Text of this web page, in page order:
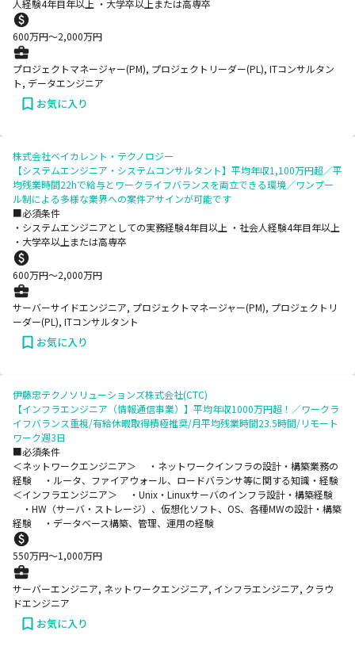
人経験4年目年以上 ・大学卒以上または高専卒
600万円〜2,000万円
プロジェクトマネージャー(PM), プロジェクトリーダー(PL), ITコンサルタン
ト, データエンジニア
お気に入り
株式会社ベイカレント・テクノロジー
【システムエンジニア・システムコンサルタント】平均年収1,100万円超／平
均残業時間22hで給与とワークライフバランスを両立できる環境／ワンプー
ル制による多様な業界への案件アサインが可能です
■必須条件
・システムエンジニアとしての実務経験4年目以上 ・社会人経験4年目年以上
・大学卒以上または高専卒
600万円〜2,000万円
サーバーサイドエンジニア, プロジェクトマネージャー(PM), プロジェクトリ
ーダー(PL), ITコンサルタント
お気に入り
伊藤忠テクノソリューションズ株式会社(CTC)
【インフラエンジニア（情報通信事業）】平均年収1000万円超！／ワークラ
イフバランス重視/有給休暇取得積極推奨/月平均残業時間23.5時間/リモート
ワーク週3日
■必須条件
＜ネットワークエンジニア＞ ・ネットワークインフラの設計・構築業務の
経験 ・ルータ、ファイアウォール、ロードバランサ等に関する知識・経験
＜インフラエンジニア＞ ・Unix・Linuxサーバのインフラ設計・構築経験
・HW（サーバ・ストレージ）、仮想化ソフト、OS、各種MWの設計・構築
経験 ・データベース構築、管理、運用の経験
550万円〜1,000万円
サーバーエンジニア, ネットワークエンジニア, インフラエンジニア, クラウ
ドエンジニア
お気に入り